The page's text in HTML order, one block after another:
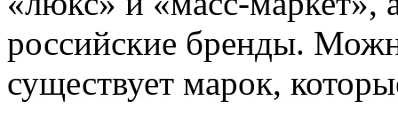
российские бренды.
существует марок,